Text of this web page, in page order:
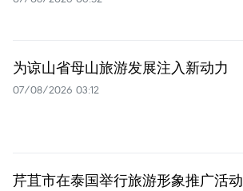
为谅山省母山旅游发展注入新动力
07/08/2026 03:12
芹苴市在泰国举行旅游形象推广活动